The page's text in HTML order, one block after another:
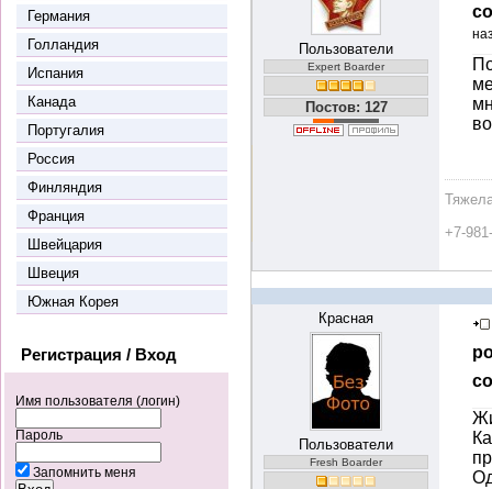
Германия
Голландия
Испания
Канада
Португалия
Россия
Финляндия
Франция
Швейцария
Швеция
Южная Корея
Регистрация / Вход
Имя пользователя (логин)
Пароль
Запомнить меня
Пользователи
Expert Boarder
Постов: 127
+7-
Красная
Пользователи
Fresh Boarder